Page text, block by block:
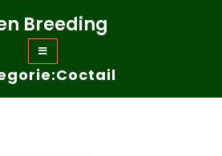
Breeding